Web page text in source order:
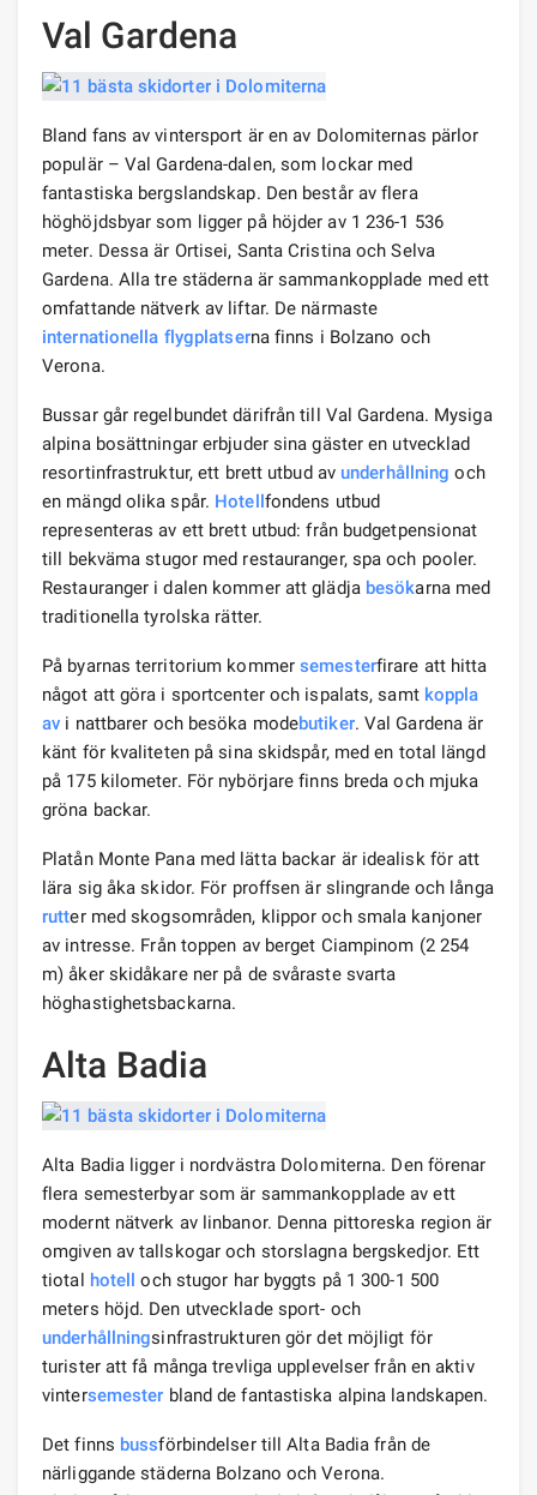
Val Gardena
Bland fans av vintersport är en av Dolomiternas pärlor
populär – Val Gardena-dalen, som lockar med
fantastiska bergslandskap. Den består av flera
höghöjdsbyar som ligger på höjder av 1 236-1 536
meter. Dessa är Ortisei, Santa Cristina och Selva
Gardena. Alla tre städerna är sammankopplade med ett
omfattande nätverk av liftar. De närmaste
internationella flygplatserna finns i Bolzano och
Verona.
Bussar går regelbundet därifrån till Val Gardena. Mysiga
alpina bosättningar erbjuder sina gäster en utvecklad
resortinfrastruktur, ett brett utbud avunderhållning och
en mängd olika spår. Hotellfondens utbud
representeras av ett brett utbud: från budgetpensionat
till bekväma stugor med restauranger, spa och pooler.
Restauranger i dalen kommer att glädja besökarna med
traditionella tyrolska rätter.
På byarnas territorium kommer semesterfirare att hitta
något att göra i sportcenter och ispalats, samt koppla
av i nattbarer och besöka modebutiker. Val Gardena är
känt för kvaliteten på sina skidspår, med en total längd
på 175 kilometer. För nybörjare finns breda och mjuka
gröna backar.
Platån Monte Pana med lätta backar är idealisk för att
lära sig åka skidor. För proffsen är slingrande och långa
rutter med skogsområden, klippor och smala kanjoner
av intresse. Från toppen av berget Ciampinom (2 254
m) åker skidåkare ner på de svåraste svarta
höghastighetsbackarna.
Alta Badia
Alta Badia ligger i nordvästra Dolomiterna. Den förenar
flera semesterbyar som är sammankopplade av ett
modernt nätverk av linbanor. Denna pittoreska region är
omgiven av tallskogar och storslagna bergskedjor. Ett
tiotal hotell och stugor har byggts på 1 300-1 500
meters höjd. Den utvecklade sport- och
underhållningsinfrastrukturen gör det möjligt för
turister att få många trevliga upplevelser från en aktiv
vintersemester bland de fantastiska alpina landskapen.
Det finns bussförbindelser till Alta Badia från de
närliggande städerna Bolzano och Verona.